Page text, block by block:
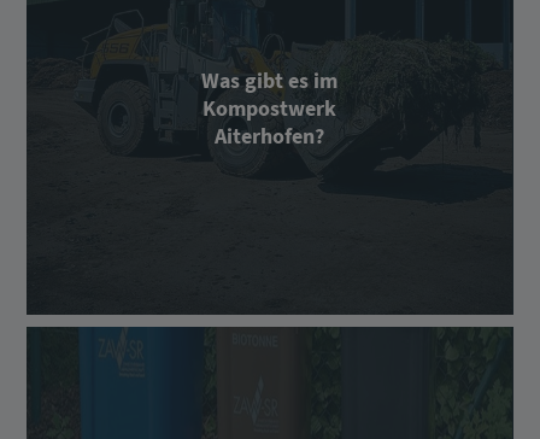
Was gibt es im
Kompostwerk
Aiterhofen?